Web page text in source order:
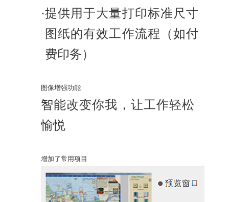
·提供用于大量打印标准尺寸
图纸的有效工作流程（如付
费印务）
图像增强功能
智能改变你我，让工作轻松
愉悦
增加了常用项目